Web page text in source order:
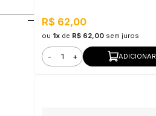
R$ 62,00
ou 1x de R$ 62,00 sem juros
- + ADICIONAR